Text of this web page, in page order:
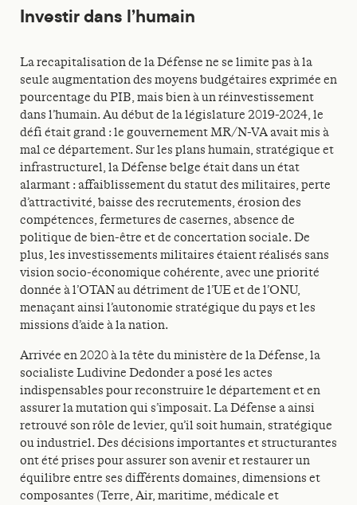
Investir dans l’humain
La recapitalisation de la Défense ne se limite pas à la
seule augmentation des moyens budgétaires exprimée en
pourcentage du PIB, mais bien à un réinvestissement
dans l’humain. Au début de la législature 2019-2024, le
défi était grand : le gouvernement MR/N-VA avait mis à
mal ce département. Sur les plans humain, stratégique et
infrastructurel, la Défense belge était dans un état
alarmant : affaiblissement du statut des militaires, perte
d’attractivité, baisse des recrutements, érosion des
compétences, fermetures de casernes, absence de
politique de bien-être et de concertation sociale. De
plus, les investissements militaires étaient réalisés sans
vision socio-économique cohérente, avec une priorité
donnée à l’OTAN au détriment de l’UE et de l’ONU,
menaçant ainsi l’autonomie stratégique du pays et les
missions d’aide à la nation.
Arrivée en 2020 à la tête du ministère de la Défense, la
socialiste Ludivine Dedonder a posé les actes
indispensables pour reconstruire le département et en
assurer la mutation qui s’imposait. La Défense a ainsi
retrouvé son rôle de levier, qu’il soit humain, stratégique
ou industriel. Des décisions importantes et structurantes
ont été prises pour assurer son avenir et restaurer un
équilibre entre ses différents domaines, dimensions et
composantes (Terre, Air, maritime, médicale et